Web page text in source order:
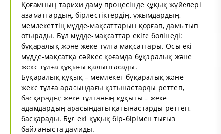
Қоғамның тарихи даму процесінде құқық жүйелері
азаматтардың, бірлестіктердің, ұжымдардың,
мемлекеттің мүдде-мақсаттарын қорғап, дамытып
отырады. Бұл мүдде-мақсаттар екіге бөлінеді:
бұқаралық және жеке тұлға мақсаттары. Осы екі
мүдде-мақсатқа сәйкес қоғамда бұқаралық және
жеке тұлға құқығы қалыптасады.
Бұқаралық құқық – мемлекет бұқаралық және
жеке тұлға арасындағы қатынастарды реттеп,
басқарады; жеке тұлғаның құқығы – жеке
адамдардың арасындағы қатынастарды реттеп,
басқарады. Бұл екі құқық бір-бірімен тығыз
байланыста дамиды.